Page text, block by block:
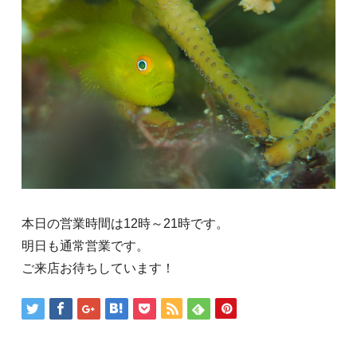
本日の営業時間は12時～21時です。
明日も通常営業です。
ご来店お待ちしています！